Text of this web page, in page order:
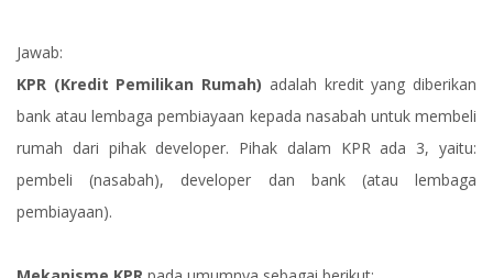
Jawab:
KPR (Kredit Pemilikan Rumah) adalah kredit yang diberikan
bank atau lembaga pembiayaan kepada nasabah untuk membeli
rumah dari pihak developer. Pihak dalam KPR ada 3, yaitu:
pembeli (nasabah), developer dan bank (atau lembaga
pembiayaan).